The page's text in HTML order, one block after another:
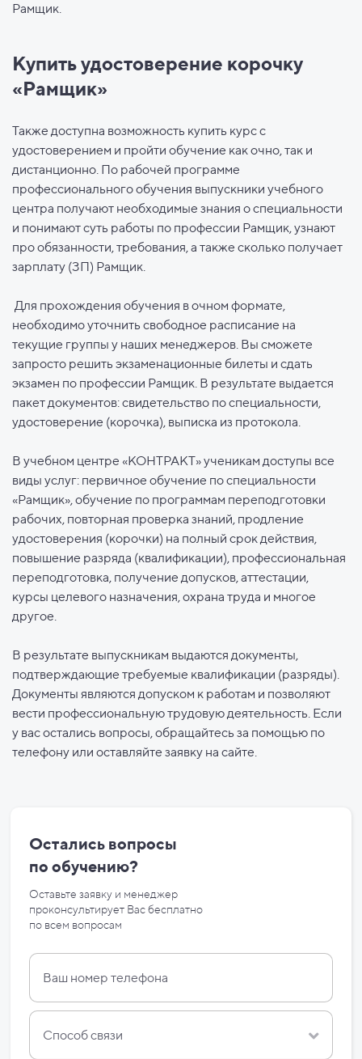
Рамщик.
Купить удостоверение корочку
«Рамщик»
Также доступна возможность купить курс с
удостоверением и пройти обучение как очно, так и
дистанционно. По рабочей программе
профессионального обучения выпускники учебного
центра получают необходимые знания о специальности
и понимают суть работы по профессии Рамщик, узнают
про обязанности, требования, а также сколько получает
зарплату (ЗП) Рамщик.
Для прохождения обучения в очном формате,
необходимо уточнить свободное расписание на
текущие группы у наших менеджеров. Вы сможете
запросто решить экзаменационные билеты и сдать
экзамен по профессии Рамщик. В результате выдается
пакет документов: свидетельство по специальности,
удостоверение (корочка), выписка из протокола.
В учебном центре «КОНТРАКТ» ученикам доступы все
виды услуг: первичное обучение по специальности
«Рамщик», обучение по программам переподготовки
рабочих, повторная проверка знаний, продление
удостоверения (корочки) на полный срок действия,
повышение разряда (квалификации), профессиональная
переподготовка, получение допусков, аттестации,
курсы целевого назначения, охрана труда и многое
другое.
В результате выпускникам выдаются документы,
подтверждающие требуемые квалификации (разряды).
Документы являются допуском к работам и позволяют
вести профессиональную трудовую деятельность. Если
у вас остались вопросы, обращайтесь за помощью по
телефону или оставляйте заявку на сайте.
Остались вопросы
по обучению?
Оставьте заявку и менеджер
проконсультирует Вас бесплатно
по всем вопросам
Способ связи